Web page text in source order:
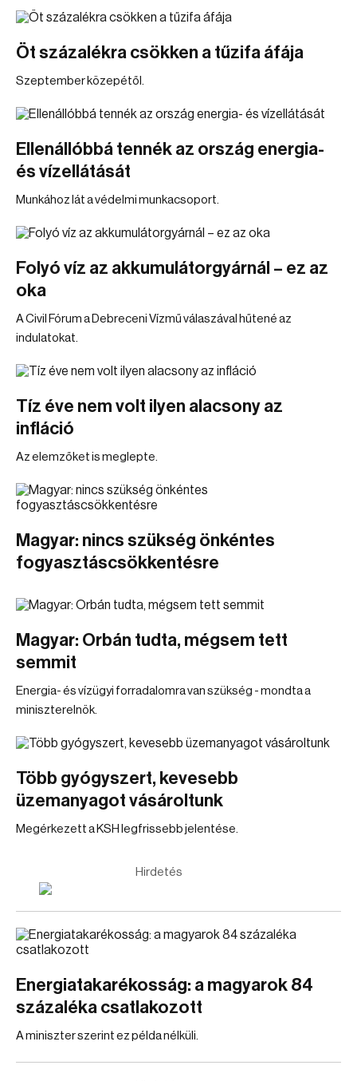
Öt százalékra csökken a tűzifa áfája
Szeptember közepétől.
Ellenállóbbá tennék az ország energia-
és vízellátását
Munkához lát a védelmi munkacsoport.
Folyó víz az akkumulátorgyárnál – ez az
oka
A Civil Fórum a Debreceni Vízmű válaszával hűtené az
indulatokat.
Tíz éve nem volt ilyen alacsony az
infláció
Az elemzőket is meglepte.
Magyar: nincs szükség önkéntes
fogyasztáscsökkentésre
Magyar: Orbán tudta, mégsem tett
semmit
Energia- és vízügyi forradalomra van szükség - mondta a
miniszterelnök.
Több gyógyszert, kevesebb
üzemanyagot vásároltunk
Megérkezett a KSH legfrissebb jelentése.
Hirdetés
Energiatakarékosság: a magyarok 84
százaléka csatlakozott
A miniszter szerint ez példa nélküli.